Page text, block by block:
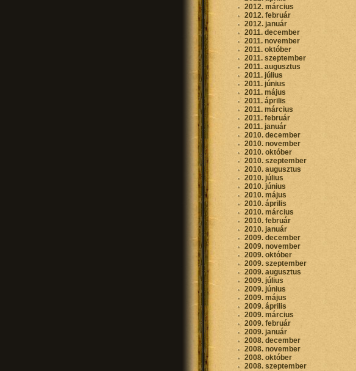
2012. március
2012. február
2012. január
2011. december
2011. november
2011. október
2011. szeptember
2011. augusztus
2011. július
2011. június
2011. május
2011. április
2011. március
2011. február
2011. január
2010. december
2010. november
2010. október
2010. szeptember
2010. augusztus
2010. július
2010. június
2010. május
2010. április
2010. március
2010. február
2010. január
2009. december
2009. november
2009. október
2009. szeptember
2009. augusztus
2009. július
2009. június
2009. május
2009. április
2009. március
2009. február
2009. január
2008. december
2008. november
2008. október
2008. szeptember